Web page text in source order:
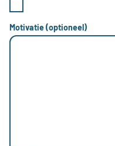
Motivatie (optioneel)